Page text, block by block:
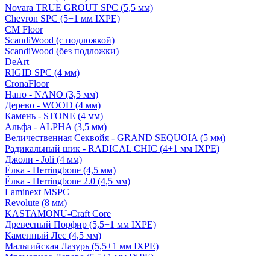
Novara TRUE GROUT SPC (5,5 мм)
Chevron SPC (5+1 мм IXPE)
CM Floor
ScandiWood (с подложкой)
ScandiWood (без подложки)
DeArt
RIGID SPC (4 мм)
CronaFloor
Нано - NANO (3,5 мм)
Дерево - WOOD (4 мм)
Камень - STONE (4 мм)
Альфа - ALPHA (3,5 мм)
Величественная Секвойя - GRAND SEQUOIA (5 мм)
Радикальный шик - RADICAL CHIC (4+1 мм IXPE)
Джоли - Joli (4 мм)
Ёлка - Herringbone (4,5 мм)
Ёлка - Herringbone 2.0 (4,5 мм)
Laminext MSPC
Revolute (8 мм)
KASTAMONU-Craft Core
Древесный Порфир (5,5+1 мм IXPE)
Каменный Лес (4,5 мм)
Мальтийская Лазурь (5,5+1 мм IXPE)